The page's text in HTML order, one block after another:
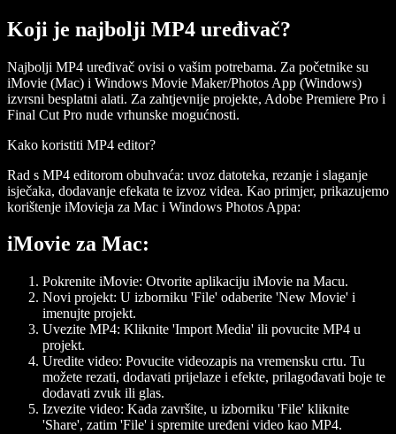
Koji je najbolji MP4 uređivač?
Najbolji MP4 uređivač ovisi o vašim potrebama. Za početnike su
iMovie (Mac) i Windows Movie Maker/Photos App (Windows)
izvrsni besplatni alati. Za zahtjevnije projekte, Adobe Premiere Pro i
Final Cut Pro nude vrhunske mogućnosti.
Kako koristiti MP4 editor?
Rad s MP4 editorom obuhvaća: uvoz datoteka, rezanje i slaganje
isječaka, dodavanje efekata te izvoz videa. Kao primjer, prikazujemo
korištenje iMovieja za Mac i Windows Photos Appa:
iMovie za Mac:
Pokrenite iMovie: Otvorite aplikaciju iMovie na Macu.
Novi projekt: U izborniku 'File' odaberite 'New Movie' i
imenujte projekt.
Uvezite MP4: Kliknite 'Import Media' ili povucite MP4 u
projekt.
Uredite video: Povucite videozapis na vremensku crtu. Tu
možete rezati, dodavati prijelaze i efekte, prilagođavati boje te
dodavati zvuk ili glas.
Izvezite video: Kada završite, u izborniku 'File' kliknite
'Share', zatim 'File' i spremite uređeni video kao MP4.